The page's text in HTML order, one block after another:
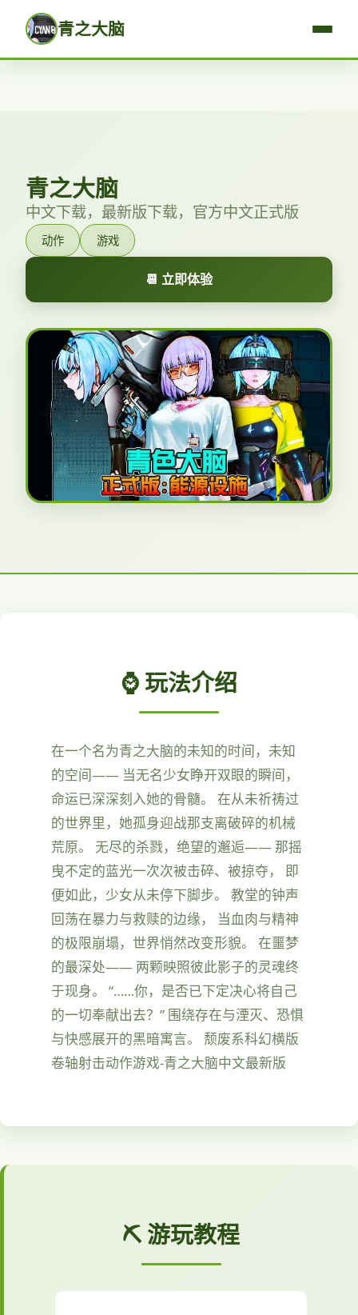
青之大脑
青之大脑
中文下载，最新版下载，官方中文正式版
动作 游戏
📆 立即体验
⌚ 玩法介绍
在一个名为青之大脑的未知的时间，未知
的空间—— 当无名少女睁开双眼的瞬间，
命运已深深刻入她的骨髓。 在从未祈祷过
的世界里，她孤身迎战那支离破碎的机械
荒原。 无尽的杀戮，绝望的邂逅—— 那摇
曳不定的蓝光一次次被击碎、被掠夺， 即
便如此，少女从未停下脚步。 教堂的钟声
回荡在暴力与救赎的边缘， 当血肉与精神
的极限崩塌，世界悄然改变形貌。 在噩梦
的最深处—— 两颗映照彼此影子的灵魂终
于现身。 “……你，是否已下定决心将自己
的一切奉献出去？” 围绕存在与湮灭、恐惧
与快感展开的黑暗寓言。 颓废系科幻横版
卷轴射击动作游戏-青之大脑中文最新版
⛏️ 游玩教程